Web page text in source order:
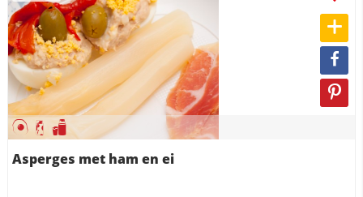
Asperges met ham en ei